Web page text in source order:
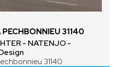
31140
- NATENJO -
31140